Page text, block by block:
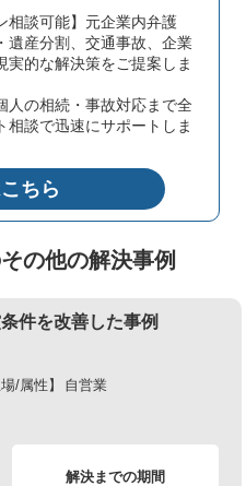
相談可能】元企業内弁護
遺産分割、交通事故、企業
実的な解決策をご提案しま
人の相続・事故対応まで全
相談で迅速にサポートしま
ちら
の他の解決事例
件を改善した事例
場/属性】 自営業
解決までの期間